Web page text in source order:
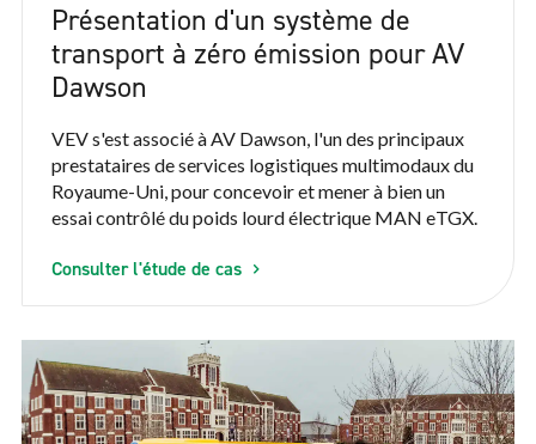
Présentation d'un système de
transport à zéro émission pour AV
Dawson
VEV s'est associé à AV Dawson, l'un des principaux
prestataires de services logistiques multimodaux du
Royaume-Uni, pour concevoir et mener à bien un
essai contrôlé du poids lourd électrique MAN eTGX.
Consulter l'étude de cas